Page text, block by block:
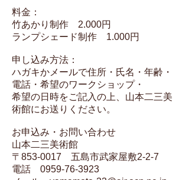
料金：
竹あかり制作 2.000円
ランプシェード制作 1.000円
申し込み方法：
ハガキかメールで住所・氏名・年齢・
電話・希望のワークショップ・
希望の日時をご記入の上、山本二三美
術館にお送りください。
お申込み・お問い合わせ
山本二三美術館
〒853-0017 五島市武家屋敷2-2-7
電話 0959-76-3923